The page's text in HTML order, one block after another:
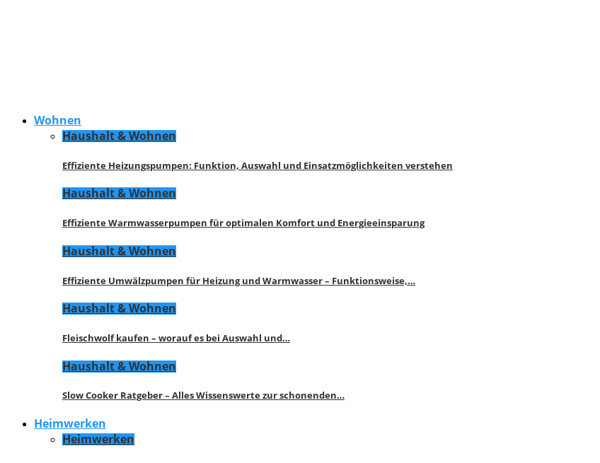
Wohnen
Haushalt & Wohnen
Effiziente Heizungspumpen: Funktion, Auswahl und Einsatzmöglichkeiten verstehen
Haushalt & Wohnen
Effiziente Warmwasserpumpen für optimalen Komfort und Energieeinsparung
Haushalt & Wohnen
Effiziente Umwälzpumpen für Heizung und Warmwasser – Funktionsweise,…
Haushalt & Wohnen
Fleischwolf kaufen – worauf es bei Auswahl und…
Haushalt & Wohnen
Slow Cooker Ratgeber – Alles Wissenswerte zur schonenden…
Heimwerken
Heimwerken